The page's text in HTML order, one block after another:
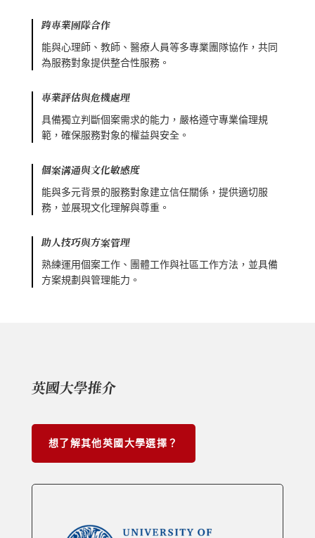
跨專業團隊合作
能與心理師、教師、醫療人員等多專業團隊協作，共同
為服務對象提供整合性服務。
專業評估與危機處理
具備獨立判斷個案需求的能力，嚴格遵守專業倫理規
範，確保服務對象的權益與安全。
個案溝通與文化敏感度
能與多元背景的服務對象建立信任關係，提供適切服
務，並展現文化理解與尊重。
助人技巧與方案管理
熟練運用個案工作、團體工作與社區工作方法，並具備
方案規劃與管理能力。
英國大學推介
想了解其他英國大學選擇？